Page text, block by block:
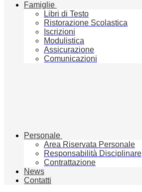
Famiglie
Libri di Testo
Ristorazione Scolastica
Iscrizioni
Modulistica
Assicurazione
Comunicazioni
Personale
Area Riservata Personale
Responsabilità Disciplinare
Contrattazione
News
Contatti